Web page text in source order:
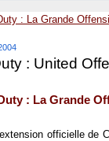
: La Grande
: United
: La Grande
officielle de